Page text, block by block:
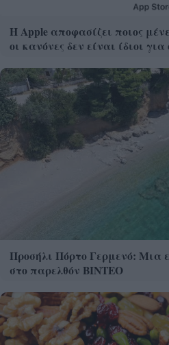
Η Apple αποφασίζει ποιος
οι κανόνες δεν είναι ίδιοι για
Προσήλι Πόρτο Γερμενό: Μια
στο παρελθόν ΒΙΝΤΕΟ